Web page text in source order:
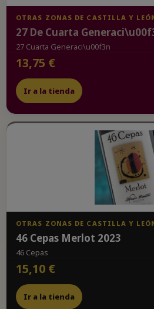
OTRAS ZONAS DE CASTILLA Y
27 De Cuarta
27 Cuarta Generaci\u00f3n
13,75 €
Ir a la tienda
OTRAS ZONAS DE CASTILLA Y
46 Cepas Merlot 2023
46 Cepas
15,10 €
Ir a la tienda